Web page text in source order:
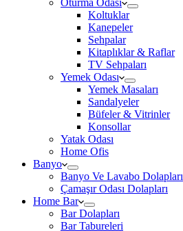
Koltuklar
Kanepeler
Sehpalar
Kitaplıklar & Raflar
TV Sehpaları
Yemek Odası
Yemek Masaları
Sandalyeler
Büfeler & Vitrinler
Konsollar
Yatak Odası
Home Ofis
Banyo
Banyo Ve Lavabo Dolapları
Çamaşır Odası Dolapları
Home Bar
Bar Dolapları
Bar Tabureleri